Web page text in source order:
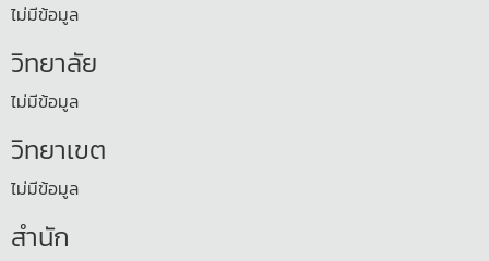
ไม่มีข้อมูล
วิทยาลัย
ไม่มีข้อมูล
วิทยาเขต
ไม่มีข้อมูล
สำนัก